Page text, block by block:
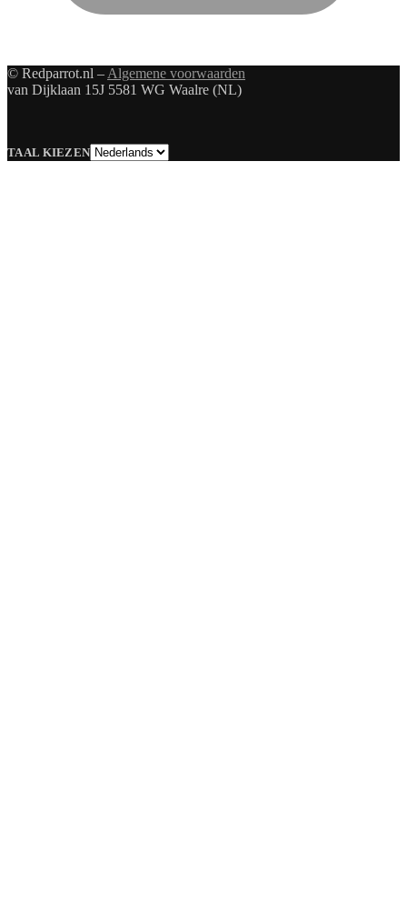
© Redparrot.nl – Algemene voorwaarden
van Dijklaan 15J 5581 WG Waalre (NL)
TAAL KIEZENTaal